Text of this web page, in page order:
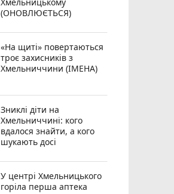
(ОНОВЛЮЄТЬСЯ)
«На щиті» повертаються
троє захисників з
Хмельниччини (ІМЕНА)
Зниклі діти на
Хмельниччині: кого
вдалося знайти, а кого
шукають досі
У центрі Хмельницького
горіла перша аптека